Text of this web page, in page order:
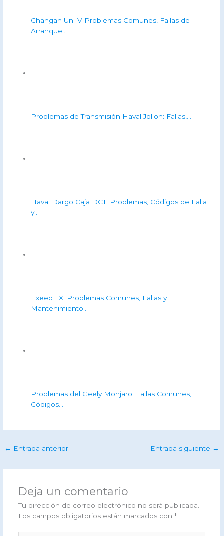
Changan Uni-V Problemas Comunes, Fallas de
Arranque…
Problemas de Transmisión Haval Jolion: Fallas,…
Haval Dargo Caja DCT: Problemas, Códigos de Falla
y…
Exeed LX: Problemas Comunes, Fallas y
Mantenimiento…
Problemas del Geely Monjaro: Fallas Comunes,
Códigos…
← Entrada anterior Entrada siguiente →
Deja un comentario
Tu dirección de correo electrónico no será publicada.
Los campos obligatorios están marcados con *